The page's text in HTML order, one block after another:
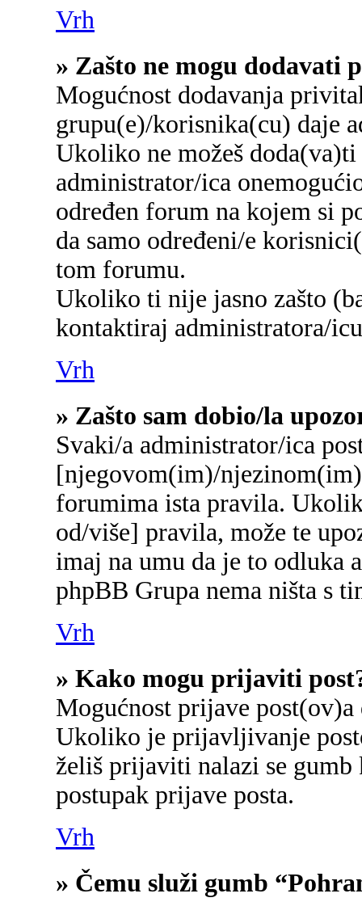
Vrh
» Zašto ne mogu dodavati
Mogućnost dodavanja
grupu(e)/korisnika(cu) daje
Ukoliko ne možeš
administrator/ica
određen forum na kojem si
da samo određeni/e
tom forumu.
Ukoliko ti nije jasno zašto
kontaktiraj administratora/
Vrh
» Zašto sam dobio/la
Svaki/a administrator/ica
[njegovom(im)/
forumima ista pravila.
od/više] pravila, može te
imaj na umu da je to odluka
phpBB Grupa nema ništa s
Vrh
» Kako mogu prijaviti
Mogućnost prijave
Ukoliko je prijavljivanje
želiš prijaviti nalazi se
postupak prijave posta.
Vrh
» Čemu služi gumb